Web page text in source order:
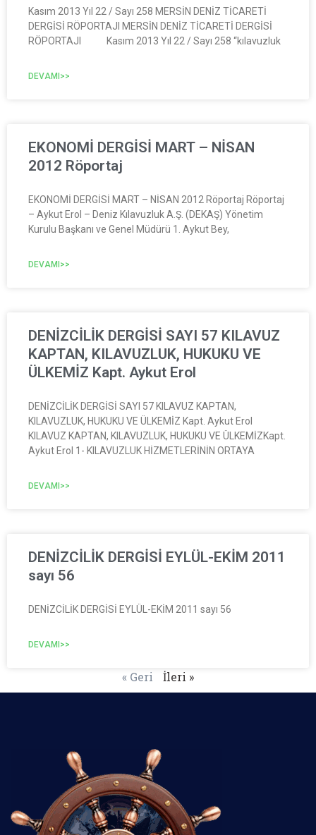
Kasım 2013 Yıl 22 / Sayı 258 MERSİN DENİZ TİCARETİ
DERGİSİ RÖPORTAJI MERSİN DENİZ TİCARETİ DERGİSİ
RÖPORTAJI Kasım 2013 Yıl 22 / Sayı 258 “kılavuzluk
DEVAMI>>
EKONOMİ DERGİSİ MART – NİSAN
2012 Röportaj
EKONOMİ DERGİSİ MART – NİSAN 2012 Röportaj Röportaj
– Aykut Erol – Deniz Kılavuzluk A.Ş. (DEKAŞ) Yönetim
Kurulu Başkanı ve Genel Müdürü 1. Aykut Bey,
DEVAMI>>
DENİZCİLİK DERGİSİ SAYI 57 KILAVUZ
KAPTAN, KILAVUZLUK, HUKUKU VE
ÜLKEMİZ Kapt. Aykut Erol
DENİZCİLİK DERGİSİ SAYI 57 KILAVUZ KAPTAN,
KILAVUZLUK, HUKUKU VE ÜLKEMİZ Kapt. Aykut Erol
KILAVUZ KAPTAN, KILAVUZLUK, HUKUKU VE ÜLKEMİZKapt.
Aykut Erol 1- KILAVUZLUK HİZMETLERİNİN ORTAYA
DEVAMI>>
DENİZCİLİK DERGİSİ EYLÜL-EKİM 2011
sayı 56
DENİZCİLİK DERGİSİ EYLÜL-EKİM 2011 sayı 56
DEVAMI>>
« Geri İleri »